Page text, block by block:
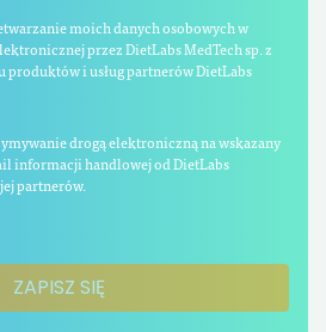
moich danych osobowych w
przez DietLabs MedTech sp. z
produktów i usług partnerów DietLabs
drogą elektroniczną na wskazany
informacji handlowej od DietLabs
partnerów.